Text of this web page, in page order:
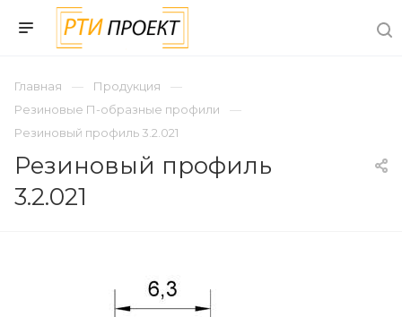
Главная
Продукция
Резиновые П-образные профили
Резиновый профиль 3.2.021
Резиновый профиль
3.2.021